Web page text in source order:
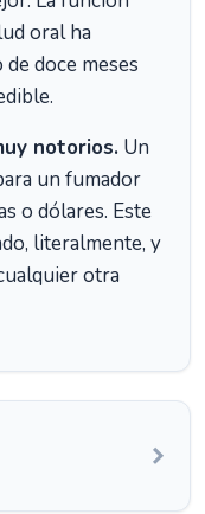
oral ha
doce meses
notorios. Un
un fumador
o dólares. Este
literalmente, y
otra